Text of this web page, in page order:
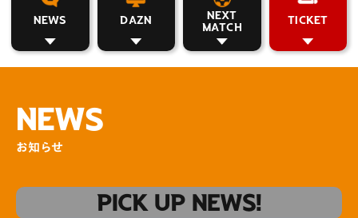
NEWS DAZN
NEXT
MATCH
TICKET
NEWS
お知らせ
PICK UP NEWS!